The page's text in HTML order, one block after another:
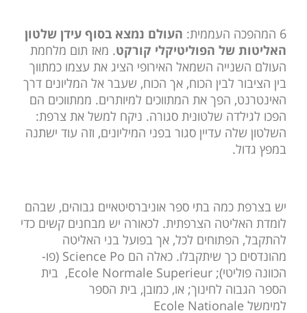
6 המהפכה העממית:
העולם נמצא בסוף עידן שלטון
האליטות של הפוליטיקלי קורקט. מאז תום מלחמת
העולם השנייה השמאל האירופי הציג את עצמו כמתווך
בין הציבור לבין הכוח, אך הכוח, שעבר אל המליונים דרך
האינטרנט, הפך את המתווכים למיותרים. ממתווכים הם
הפכו לגילדה שלטונית סגורה. ניקח למשל את צרפת:
השלטון שלה עדיין סגור בפני המיליונים, וזה עוד ישתנה
במפץ גדול.
יש בצרפת כמה בתי ספר אוניברסיטאיים גבוהים, שבהם
לומדת האליטה הצרפתית. לכאורה יש מבחנים קשים כדי
להתקבל, הפתוחים לכל, אך בפועל בני האליטה
מהונדסים כך שיתקבלו. כאלה הם Science Po (פו-
הכוונה פוליטי); Ecole Normale Superieur, בית
הספר הגבוה לחינוך; או, כמובן, בית הספר
למימשל Ecole Nationale